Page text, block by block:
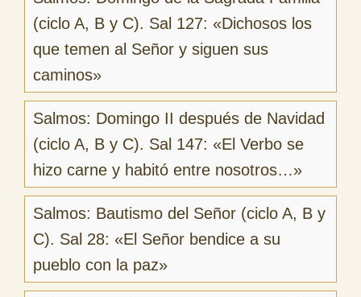
(ciclo A, B y C). Sal 127: «Dichosos los
que temen al Señor y siguen sus
caminos»
Salmos: Domingo II después de Navidad
(ciclo A, B y C). Sal 147: «El Verbo se
hizo carne y habitó entre nosotros…»
Salmos: Bautismo del Señor (ciclo A, B y
C). Sal 28: «El Señor bendice a su
pueblo con la paz»